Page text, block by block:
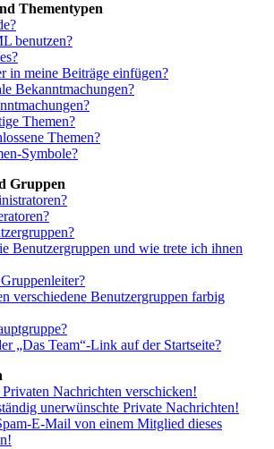
Thementypen
benutzen?
in meine Beiträge einfügen?
Bekanntmachungen?
Themen?
Themen?
Symbole?
Gruppen
Benutzergruppen und wie trete ich ihnen
verschiedene Benutzergruppen farbig
„Das Team“-Link auf der Startseite?
Nachrichten verschicken!
unerwünschte Private Nachrichten!
E-Mail von einem Mitglied dieses